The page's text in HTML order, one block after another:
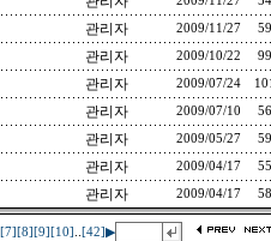
관리자 2009/11/27
관리자 2009/10/22
관리자 2009/07/24
관리자 2009/07/10
관리자 2009/05/27
관리자 2009/04/17
관리자 2009/04/17
[7] [8] [9] [10] ..[42]▶